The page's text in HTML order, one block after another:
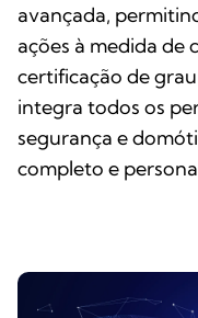
avançada,
ações à medida de
certificação de
integra todos os
segurança e
completo e